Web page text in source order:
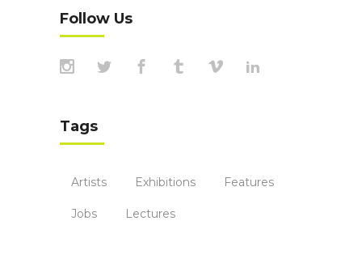
Follow Us
Tags
Artists Exhibitions Features
Jobs Lectures